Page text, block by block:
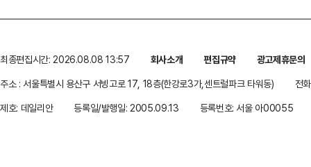
최종편집시간: 2026.08.08 13:57 회사소개 편집규약
광고제휴문의
주소 : 서울특별시 용산구 서빙고로 17, 18층(한강로3가,센트럴파크 타워동)
전
제호: 데일리안
등록일/발행일: 2005.09.13 등록번호: 서울 아00055